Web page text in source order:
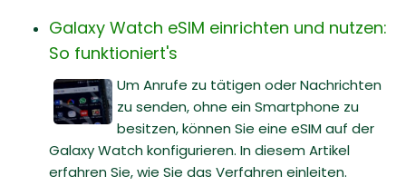
Galaxy Watch eSIM einrichten und nutzen:
So funktioniert's
Um Anrufe zu tätigen oder Nachrichten
zu senden, ohne ein Smartphone zu
besitzen, können Sie eine eSIM auf der
Galaxy Watch konfigurieren. In diesem Artikel
erfahren Sie, wie Sie das Verfahren einleiten.